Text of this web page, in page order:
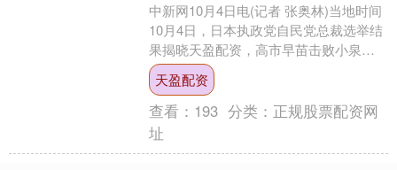
中新网10月4日电(记者 张奥林)当地时间
10月4日，日本执政党自民党总裁选举结
果揭晓天盈配资，高市早苗击败小泉进
次郎等多名竞争对手，成功当选自民党
新一任总裁。....
天盈配资
查看： 193 分类： 正规股票配资网
址